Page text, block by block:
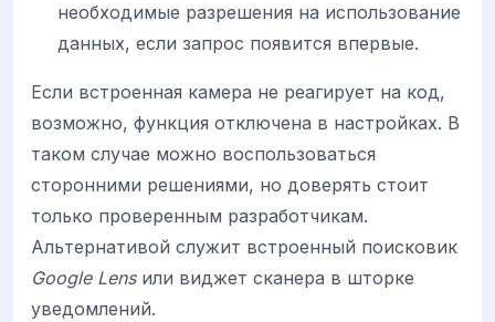
необходимые разрешения на использование
данных, если запрос появится впервые.
Если встроенная камера не реагирует на код,
возможно, функция отключена в настройках. В
таком случае можно воспользоваться
сторонними решениями, но доверять стоит
только проверенным разработчикам.
Альтернативой служит встроенный поисковик
Google Lensили виджет сканера в шторке
уведомлений.